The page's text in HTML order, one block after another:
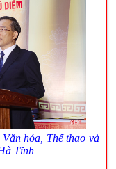
hóa, Thể thao và
Tĩnh